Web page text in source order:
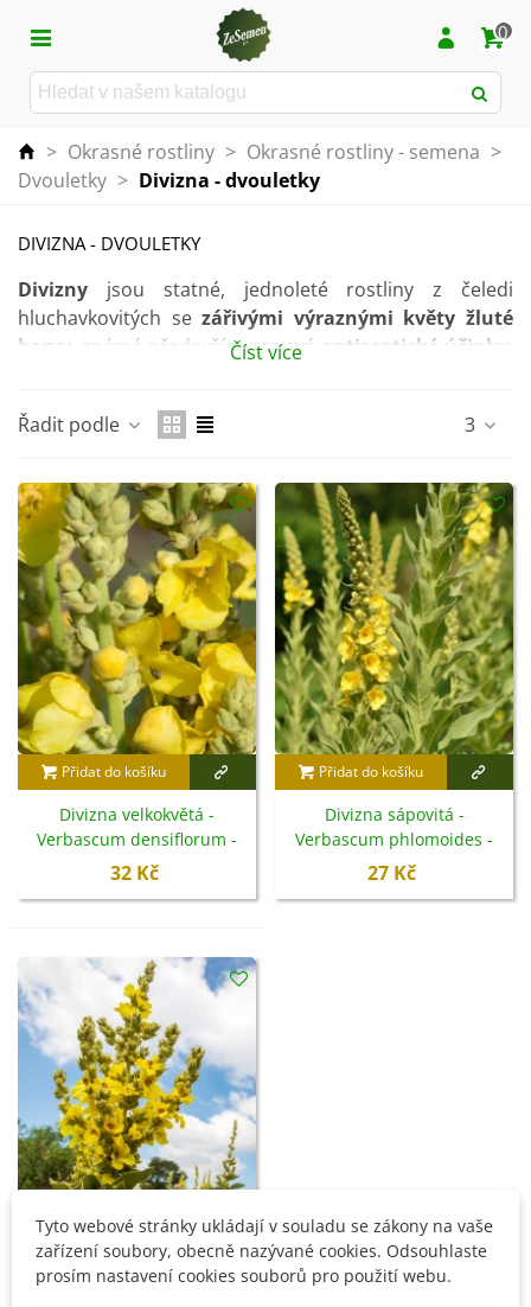
0
> Okrasné rostliny > Okrasné rostliny - semena >
Dvouletky > Divizna - dvouletky
DIVIZNA - DVOULETKY
Divizny jsou statné, jednoleté rostliny z čeledi
hluchavkovitých sezářivými výraznými květy žluté
barvy
, známé především pro své antiseptické účinky
jedovatá.
Jedná seo poměrně nenáročnou bylinku. Pro rostliny
je ideálníslunné stanoviště, které je chráněné před
větrem. Rostlinynejsou náročné na zálivku. Dobře se
jim bude dařitv lehčích půdách bohatých na vláhu
ale snesou i suché stanoviště.
Číst více
Řadit podle 3
Přidat do košíku
Divizna velkokvětá -
Verbascum densiflorum -
semena - 300 ks
32 Kč
Přidat do košíku
Divizna sápovitá -
Verbascum phlomoides -
semena - 0,1 g
27 Kč
Přidat do košíku
BIO Divizna velkokvětá -
Tyto webové stránky ukládají v souladu se zákony na vaše
zařízení soubory, obecně nazývané cookies. Odsouhlaste
prosím nastavení cookies souborů pro použití webu.